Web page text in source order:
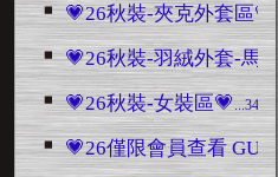
💗26秋裝-夾克外套區💗
💗26秋裝-羽絨外套-馬
💗26秋裝-女裝區💗...345
💗26僅限會員查看